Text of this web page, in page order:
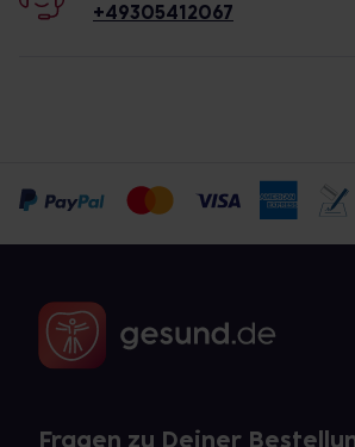
+49305412067
Fragen zu Deiner